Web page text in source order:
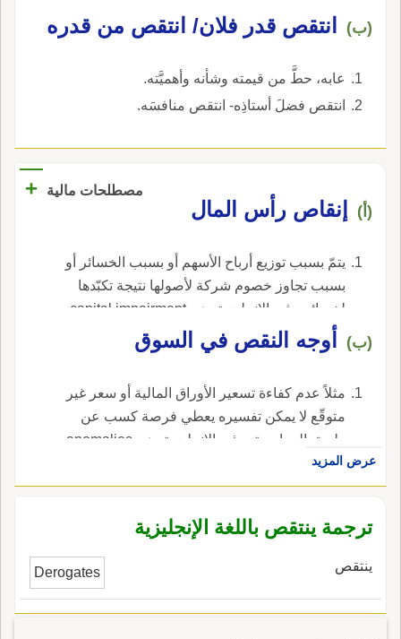
(ب) انتقص قدر فلان/ انتقص من قدره
عابه، حطَّ من قيمته وشأنه وأهميَّته.
انتقص فضلَ أستاذِه- انتقص منافسَه.
مصطلحات مالية +
(أ) إنقاص رأس المال
يتمّ بسبب توزيع أرباح الأسهم أو بسبب الخسائر أو
بسبب تجاوز خصوم شركة لأصولها نتيجة تكبّدها
لخسائر ، في الإنجليزية، هي capital impairment.
(ب) أوجه النقص في السوق
مثلاً عدم كفاءة تسعير الأوراق المالية أو سعر غير
متوقّع لا يمكن تفسيره يعطي فرصة كسب عن
طريق المراجحة. ، في الإنجليزية، هي anomalies
in the market.عرض المزيد
ترجمة ينتقص باللغة الإنجليزية
ينتقص Derogates